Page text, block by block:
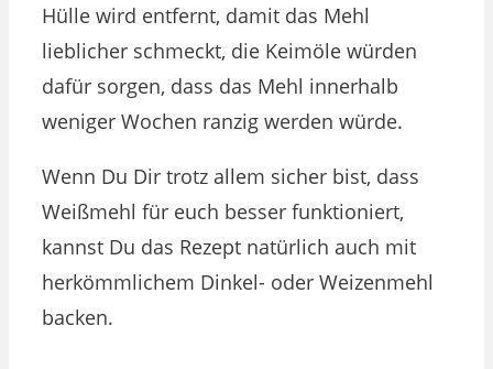
Hülle wird entfernt, damit das Mehl
lieblicher schmeckt, die Keimöle würden
dafür sorgen, dass das Mehl innerhalb
weniger Wochen ranzig werden würde.
Wenn Du Dir trotz allem sicher bist, dass
Weißmehl für euch besser funktioniert,
kannst Du das Rezept natürlich auch mit
herkömmlichem Dinkel- oder Weizenmehl
backen.